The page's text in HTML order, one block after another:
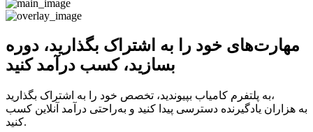
مهارت‌های خود را به اشتراک بگذارید، دوره
بسازید، کسب درآمد کنید
به پلتفرم کامیاب بپیوندید، تخصص خود را به اشتراک بگذارید،
به هزاران یادگیرنده دسترسی پیدا کنید و به‌راحتی درآمد آنلاین کسب
کنید.